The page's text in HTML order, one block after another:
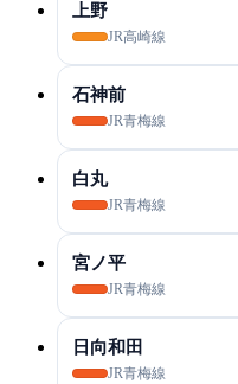
上野
JR高崎線
石神前
JR青梅線
白丸
JR青梅線
宮ノ平
JR青梅線
日向和田
JR青梅線